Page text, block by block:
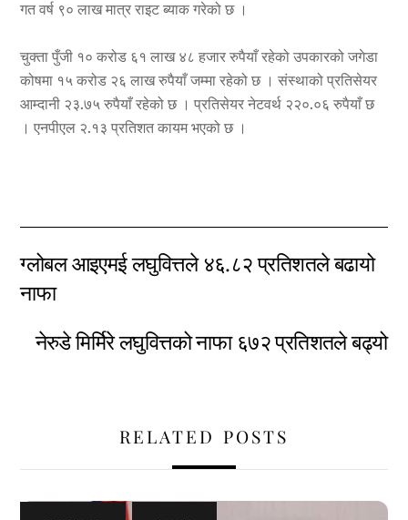
गत वर्ष ९० लाख मात्र राइट ब्याक गरेको छ ।
चुक्ता पुँजी १० करोड ६१ लाख ४८ हजार रुपैयाँ रहेको उपकारको जगेडा
कोषमा १५ करोड २६ लाख रुपैयाँ जम्मा रहेको छ । संस्थाको प्रतिसेयर
आम्दानी २३.७५ रुपैयाँ रहेको छ । प्रतिसेयर नेटवर्थ २२०.०६ रुपैयाँ छ
। एनपीएल २.१३ प्रतिशत कायम भएको छ ।
ग्लोबल आइएमई लघुवित्तले ४६.८२ प्रतिशतले बढायो
नाफा
नेरुडे मिर्मिरे लघुवित्तको नाफा ६७२ प्रतिशतले बढ्यो
RELATED POSTS